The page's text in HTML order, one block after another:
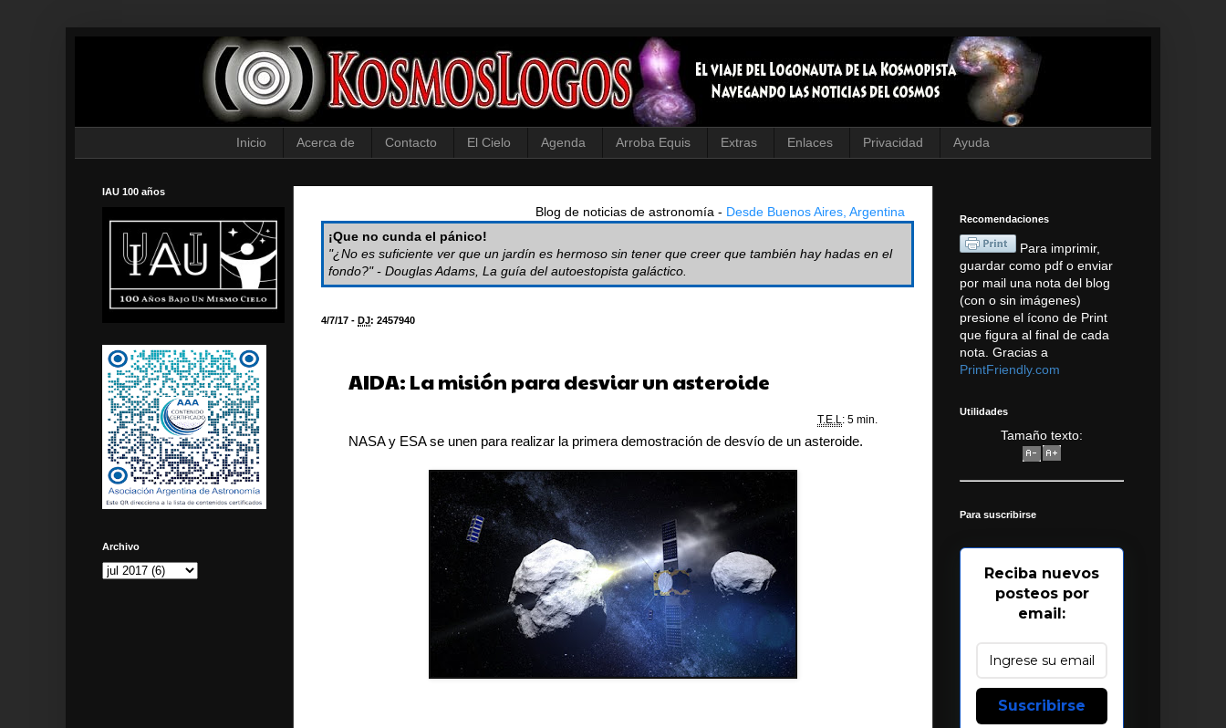
Inicio Acerca de Contacto El Cielo Agenda Arroba Equis Extras Enlaces Privacidad Ayuda
Blog de noticias de astronomía - Desde Buenos Aires, Argentina
¡Que no cunda el pánico!
"¿No es suficiente ver que un jardín es hermoso sin tener que creer que también hay hadas en el
fondo?" - Douglas Adams, La guía del autoestopista galáctico.
4/7/17 - DJ: 2457940
AIDA: La misión para desviar un asteroide
T.E.L: 5 min.
NASA y ESA se unen para realizar la primera demostración de desvío de un asteroide.
IAU 100 años
Archivo
Recomendaciones
Para imprimir,
guardar como pdf o enviar
por mail una nota del blog
(con o sin imágenes)
presione el ícono de Print
que figura al final de cada
nota. Gracias a
PrintFriendly.com
Utilidades
Tamaño texto:
Para suscribirse
Reciba nuevos
posteos por
email:
Suscribirse